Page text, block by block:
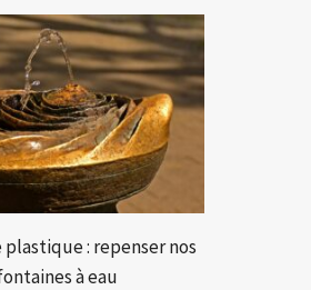
: repenser nos
à eau